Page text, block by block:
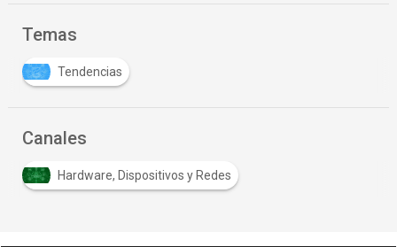
Temas
Tendencias
Canales
Hardware, Dispositivos y Redes